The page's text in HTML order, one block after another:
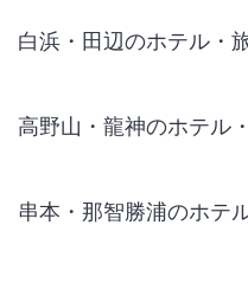
白浜・田辺のホテル・
高野山・龍神のホテル
串本・那智勝浦のホテ